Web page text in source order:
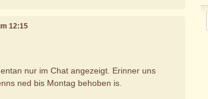
12:15
nur im Chat angezeigt. Erinner uns
ned bis Montag behoben is.